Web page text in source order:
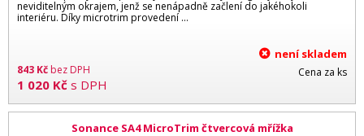
neviditelným okrajem, jenž se nenápadně začlení do jakéhokoli
interiéru. Díky microtrim provedení ...
843 Kčbez DPH
1 020 Kč s DPH
není skladem
Cena za ks
Sonance SA4 MicroTrim čtvercová mřížka